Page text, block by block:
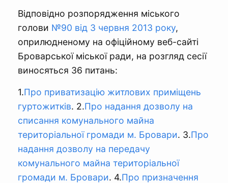
Відповідно розпорядження міського
голови №90 від 3 червня 2013 року,
оприлюдненому на офіційному веб-сайті
Броварської міської ради, на розгляд сесії
виносяться 36 питань:
1.Про приватизацію житлових приміщень
гуртожитків. 2.Про надання дозволу на
списання комунального майна
територіальної громади м. Бровари. 3.Про
надання дозволу на передачу
комунального майна територіальної
громади м. Бровари. 4.Про призначення